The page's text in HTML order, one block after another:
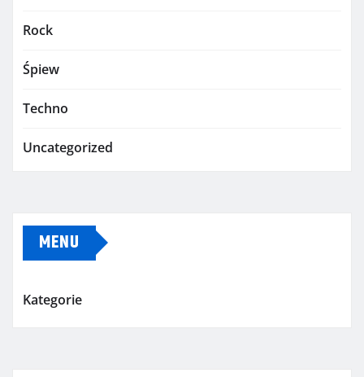
Rock
Śpiew
Techno
Uncategorized
MENU
Kategorie